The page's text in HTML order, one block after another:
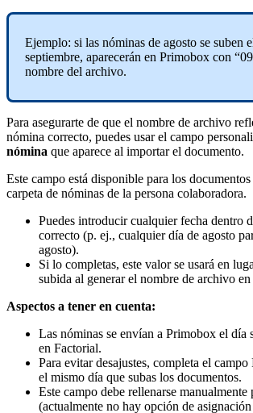
Ejemplo: si las nóminas de agosto se suben
septiembre, aparecerán en Primobox con “09
nombre del archivo.
Para asegurarte de que el nombre de archivo
nómina correcto, puedes usar el campo
nómina que aparece al importar el documento.
Este campo está disponible para los documentos
carpeta de nóminas de la persona colaboradora.
Puedes introducir cualquier fecha dentro
correcto (p. ej., cualquier día de agosto
agosto).
Si lo completas, este valor se usará en
subida al generar el nombre de archivo en
Aspectos a tener en cuenta:
Las nóminas se envían a Primobox el día
en Factorial.
Para evitar desajustes, completa el campo
el mismo día que subas los documentos.
Este campo debe rellenarse manualmente
(actualmente no hay opción de asignación